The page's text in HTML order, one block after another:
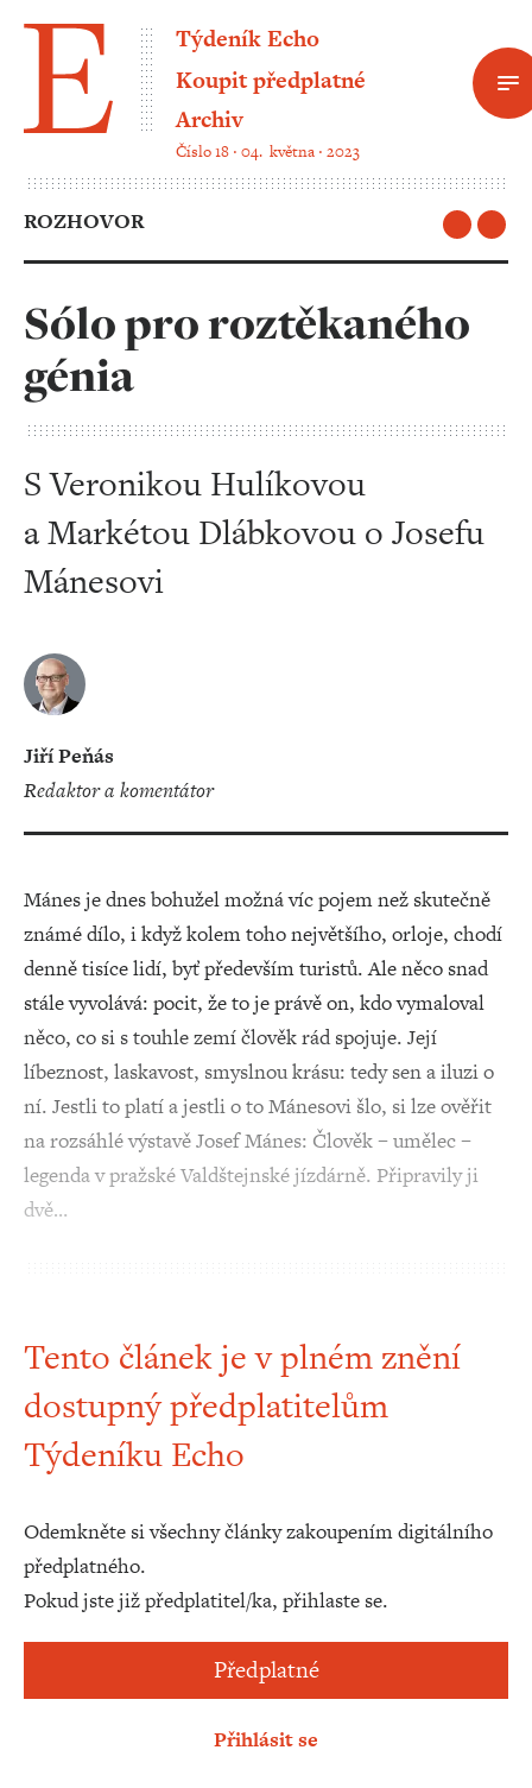
Týdeník Echo
Koupit předplatné
Archiv
Číslo 18 ‧ 04. května ‧ 2023
ROZHOVOR
Sólo pro roztěkaného
génia
S Veronikou Hulíkovou
a Markétou Dlábkovou o Josefu
Mánesovi
Jiří Peňás
redaktor a komentátor
Mánes je dnes bohužel možná víc pojem než skutečně
známé dílo, i když kolem toho největšího, orloje, chodí
denně tisíce lidí, byť především turistů. Ale něco snad
stále vyvolává: pocit, že to je právě on, kdo vymaloval
něco, co si s touhle zemí člověk rád spojuje. Její
líbeznost, laskavost, smyslnou krásu: tedy sen a iluzi o
ní. Jestli to platí a jestli o to Mánesovi šlo, si lze ověřit
na rozsáhlé výstavě Josef Mánes: Člověk – umělec –
legenda v pražské Valdštejnské jízdárně. Připravily ji
dvě…
Tento článek je v plném znění
dostupný předplatitelům
Týdeníku Echo
Odemkněte si všechny články zakoupením digitálního
předplatného.
Pokud jste již předplatitel/ka, přihlaste se.
Předplatné
Přihlásit se